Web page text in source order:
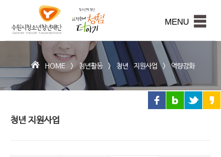
본문내용 바로가기
시
청
소
년
청
년
재
단
MENU
HOME >청년활동>청년 지원사업>역량강화
청년 지원사업